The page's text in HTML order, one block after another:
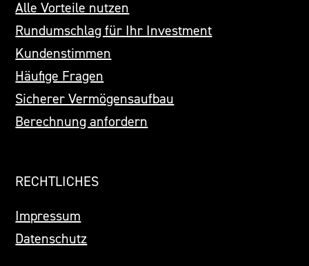
Alle Vorteile nutzen
Rundumschlag für Ihr Investment
Kundenstimmen
Häufige Fragen
Sicherer Vermögensaufbau
Berechnung anfordern
RECHTLICHES
Impressum
Datenschutz